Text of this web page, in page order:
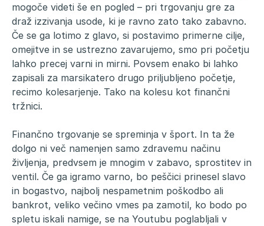
mogoče videti še en pogled – pri trgovanju gre za
draž izzivanja usode, ki je ravno zato tako zabavno.
Če se ga lotimo z glavo, si postavimo primerne cilje,
omejitve in se ustrezno zavarujemo, smo pri početju
lahko precej varni in mirni. Povsem enako bi lahko
zapisali za marsikatero drugo priljubljeno početje,
recimo kolesarjenje. Tako na kolesu kot finančni
tržnici.
Finančno trgovanje se spreminja v šport. In ta že
dolgo ni več namenjen samo zdravemu načinu
življenja, predvsem je mnogim v zabavo, sprostitev in
ventil. Če ga igramo varno, bo peščici prinesel slavo
in bogastvo, najbolj nespametnim poškodbo ali
bankrot, veliko večino vmes pa zamotil, ko bodo po
spletu iskali namige, se na Youtubu poglabljali v